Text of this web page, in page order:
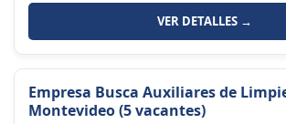
VER DETALLES →
Empresa Busca Auxiliares de
Montevideo (5 vacantes)